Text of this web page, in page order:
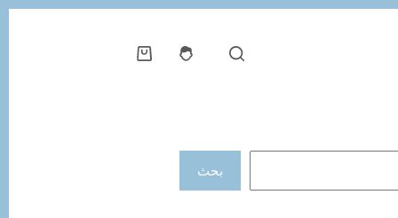
عربة
بحث